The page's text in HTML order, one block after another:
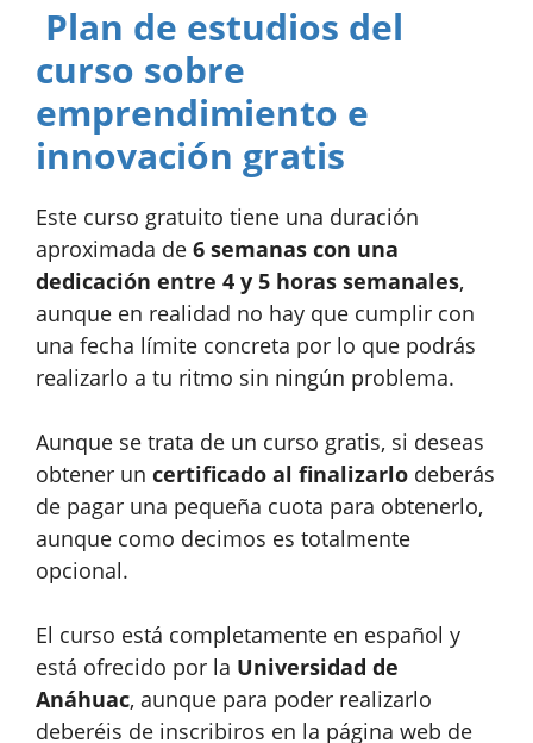
Plan de estudios del
curso sobre
emprendimiento e
innovación gratis
Este curso gratuito tiene una duración
aproximada de 6 semanas con una
dedicación entre 4 y 5 horas semanales,
aunque en realidad no hay que cumplir con
una fecha límite concreta por lo que podrás
realizarlo a tu ritmo sin ningún problema.
Aunque se trata de un curso gratis, si deseas
obtener un certificado al finalizarlo deberás
de pagar una pequeña cuota para obtenerlo,
aunque como decimos es totalmente
opcional.
El curso está completamente en español y
está ofrecido por la Universidad de
Anáhuac, aunque para poder realizarlo
deberéis de inscribiros en la página web de